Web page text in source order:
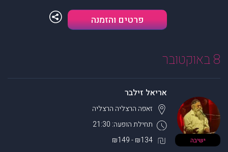
פרטים והזמנה
8 באוקטובר
ישיבה
אריאל זילבר
תחילת הופעה: 21:30
זאפה הרצליה הרצליה
₪134 - ₪149